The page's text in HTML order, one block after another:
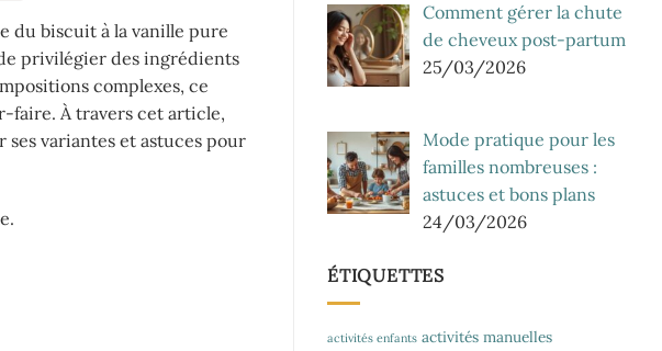
du biscuit à la vanille pure
privilégier des ingrédients
complexes, ce
faire. À travers cet article,
ses variantes et astuces pour
Comment gérer la chute
de cheveux post-partum
25/03/2026
Mode pratique pour les
familles nombreuses :
astuces et bons plans
24/03/2026
ÉTIQUETTES
activités enfants activités manuelles